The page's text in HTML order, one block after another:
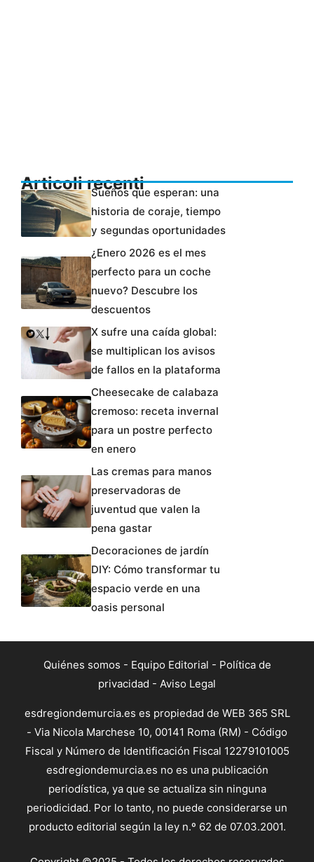
Articoli recentiSueños que esperan: una
historia de coraje, tiempo
y segundas oportunidades
¿Enero 2026 es el mes
perfecto para un coche
nuevo? Descubre los
descuentos
X sufre una caída global:
se multiplican los avisos
de fallos en la plataforma
Cheesecake de calabaza
cremoso: receta invernal
para un postre perfecto
en enero
Las cremas para manos
preservadoras de
juventud que valen la
pena gastar
Decoraciones de jardín
DIY: Cómo transformar tu
espacio verde en una
oasis personal
Quiénes somos - Equipo Editorial - Política de
privacidad - Aviso Legal
esdregiondemurcia.es es propiedad de WEB 365 SRL
- Via Nicola Marchese 10, 00141 Roma (RM) - Código
Fiscal y Número de Identificación Fiscal 12279101005
esdregiondemurcia.es no es una publicación
periodística, ya que se actualiza sin ninguna
periodicidad. Por lo tanto, no puede considerarse un
producto editorial según la ley n.º 62 de 07.03.2001.